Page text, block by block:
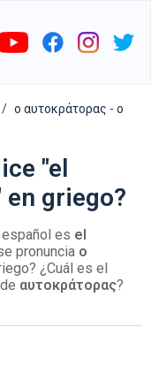
ο αυτοκράτορας - o
"el
griego?
es el
pronuncia ο
¿Cuál es el
αυτοκράτορας?